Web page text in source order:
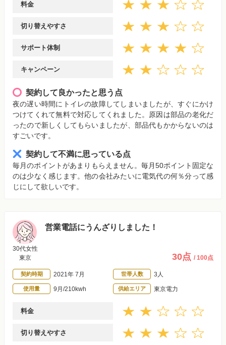
料金
切り替えやすさ
サポート体制
キャンペーン
契約して良かったと思う点
夜の遅い時間にトイレの故障してしまいましたが、すぐにかけ
つけてくれて無料で対応してくれました。原因は部品の老化だ
ったので新しくしてもらいましたが、部品代もかからないのは
すごいです。
契約して不満に思っている点
毎月のポイントがあまりもらえません。毎月50ポイント固定な
のは少なく感じます。他の会社みたいに電気代の何％分って感
じにして欲しいです。
営業電話にうんざりしました！
30代女性
東京
30点 / 100点
契約時期 2021年 7月 世帯人数 3人
使用量 9月/210kwh 供給エリア 東京電力
料金
切り替えやすさ